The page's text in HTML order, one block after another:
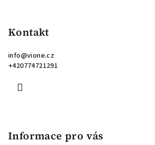
Kontakt
info@vione.cz
+420774721291
Informace pro vás